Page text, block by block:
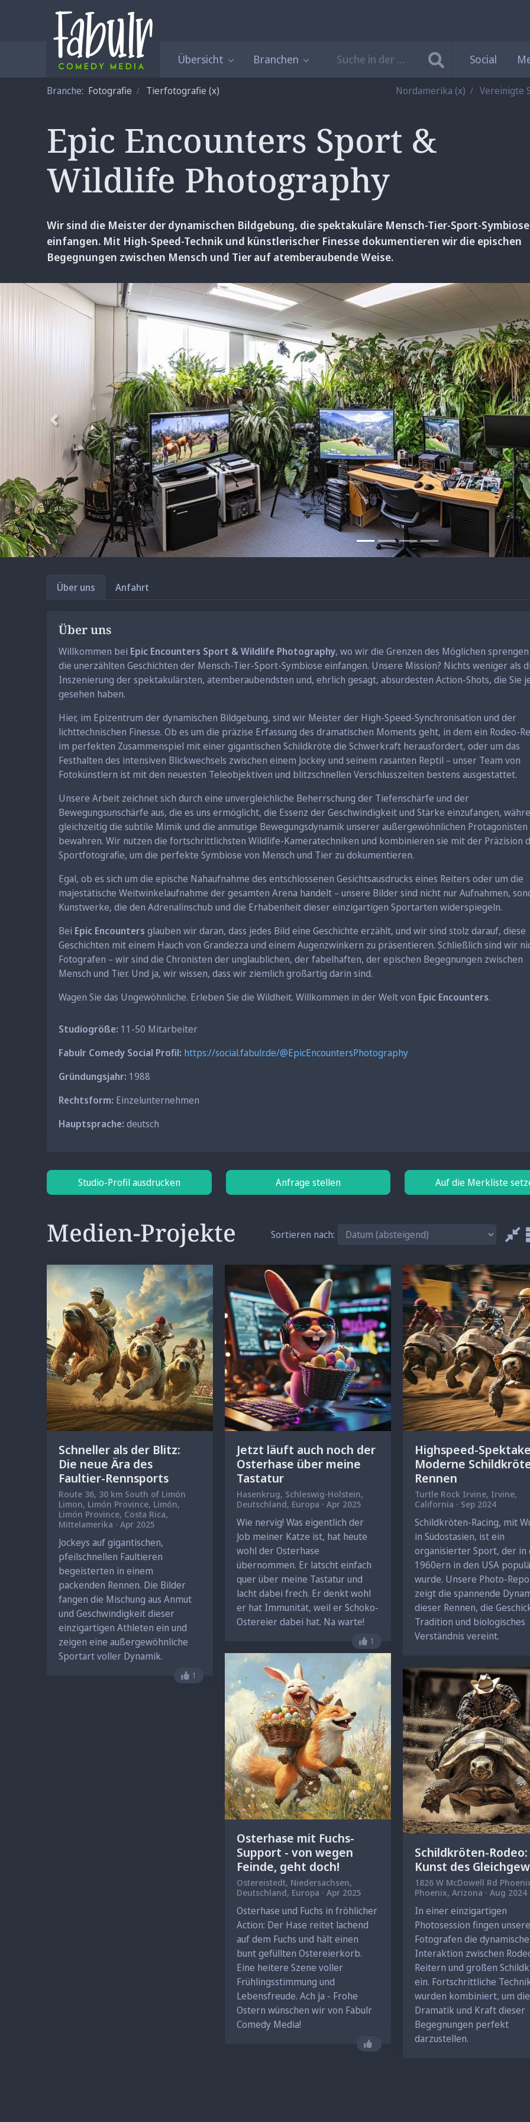
Übersicht Branchen Social
Nordamerika (x) Vereinigte
Branche: Fotografie Tierfotografie (x)
Epic Encounters Sport &
Wildlife Photography
Wir sind die Meister der dynamischen Bildgebung, die spektakuläre Mensch-Tier-Sport-
einfangen. Mit High-Speed-Technik und künstlerischer Finesse dokumentieren wir die epischen
Begegnungen zwischen Mensch und Tier auf atemberaubende Weise.
Previous
Über uns Anfahrt
Über uns
Willkommen bei Epic Encounters Sport & Wildlife Photography, wo wir die Grenzen des Möglichen
die unerzählten Geschichten der Mensch-Tier-Sport-Symbiose einfangen. Unsere Mission? Nichts weniger als
Inszenierung der spektakulärsten, atemberaubendsten und, ehrlich gesagt, absurdesten Action-Shots, die Sie
gesehen haben.
Hier, im Epizentrum der dynamischen Bildgebung, sind wir Meister der High-Speed-Synchronisation und der
lichttechnischen Finesse. Ob es um die präzise Erfassung des dramatischen Moments geht, in dem ein Rodeo-
im perfekten Zusammenspiel mit einer gigantischen Schildkröte die Schwerkraft herausfordert, oder um das
Festhalten des intensiven Blickwechsels zwischen einem Jockey und seinem rasanten Reptil – unser Team von
Fotokünstlern ist mit den neuesten Teleobjektiven und blitzschnellen Verschlusszeiten bestens ausgestattet.
Unsere Arbeit zeichnet sich durch eine unvergleichliche Beherrschung der Tiefenschärfe und der
Bewegungsunschärfe aus, die es uns ermöglicht, die Essenz der Geschwindigkeit und Stärke einzufangen,
gleichzeitig die subtile Mimik und die anmutige Bewegungsdynamik unserer außergewöhnlichen Protagonisten
bewahren. Wir nutzen die fortschrittlichsten Wildlife-Kameratechniken und kombinieren sie mit der Präzision
Sportfotografie, um die perfekte Symbiose von Mensch und Tier zu dokumentieren.
Egal, ob es sich um die epische Nahaufnahme des entschlossenen Gesichtsausdrucks eines Reiters oder um die
majestätische Weitwinkelaufnahme der gesamten Arena handelt – unsere Bilder sind nicht nur Aufnahmen,
Kunstwerke, die den Adrenalinschub und die Erhabenheit dieser einzigartigen Sportarten widerspiegeln.
Bei Epic Encounters glauben wir daran, dass jedes Bild eine Geschichte erzählt, und wir sind stolz darauf, diese
Geschichten mit einem Hauch von Grandezza und einem Augenzwinkern zu präsentieren. Schließlich sind wir
Fotografen – wir sind die Chronisten der unglaublichen, der fabelhaften, der epischen Begegnungen zwischen
Mensch und Tier. Und ja, wir wissen, dass wir ziemlich großartig darin sind.
Wagen Sie das Ungewöhnliche. Erleben Sie die Wildheit. Willkommen in der Welt von Epic Encounters.
Studiogröße: 11-50 Mitarbeiter
Fabulr Comedy Social Profil: https://social.fabulr.de/@EpicEncountersPhotography
Gründungsjahr: 1988
Rechtsform: Einzelunternehmen
Hauptsprache: deutsch
Studio-Profil ausdrucken Anfrage stellen Auf die Merkliste
Sortieren nach:
Medien-Projekte
Schneller als der Blitz:
Die neue Ära des
Faultier-Rennsports
Route 36, 30 km South of Limón
Limon, Limón Province, Limón,
Limón Province, Costa Rica,
Mittelamerika · Apr 2025
Jockeys auf gigantischen,
pfeilschnellen Faultieren
begeisterten in einem
packenden Rennen. Die Bilder
fangen die Mischung aus Anmut
und Geschwindigkeit dieser
einzigartigen Athleten ein und
zeigen eine außergewöhnliche
Sportart voller Dynamik.
Gefällt mir nicht mehr
1
Jetzt läuft auch noch der
Osterhase über meine
Tastatur
Hasenkrug, Schleswig-Holstein,
Deutschland, Europa · Apr 2025
Wie nervig! Was eigentlich der
Job meiner Katze ist, hat heute
wohl der Osterhase
übernommen. Er latscht einfach
quer über meine Tastatur und
lacht dabei frech. Er denkt wohl
er hat Immunität, weil er Schoko-
Ostereier dabei hat. Na warte!
Gefällt mir nicht mehr
1
Osterhase mit Fuchs-
Support - von wegen
Feinde, geht doch!
Ostereistedt, Niedersachsen,
Deutschland, Europa · Apr 2025
Osterhase und Fuchs in fröhlicher
Action: Der Hase reitet lachend
auf dem Fuchs und hält einen
bunt gefüllten Ostereierkorb.
Eine heitere Szene voller
Frühlingsstimmung und
Lebensfreude. Ach ja - Frohe
Ostern wünschen wir von Fabulr
Comedy Media!
Gefällt mir nicht mehr
Highspeed-
Moderne
Rennen
Turtle Rock Irvine, Irvine,
California · Sep 2024
Schildkröten-Racing, mit
in Südostasien, ist ein
organisierter Sport, der in
1960ern in den USA
wurde. Unsere Photo-
zeigt die spannende
dieser Rennen, die
Tradition und biologisches
Verständnis vereint.
Schildkröten-Rodeo:
Kunst des
1826 W McDowell Rd
Phoenix
, Arizona · Aug 2024
In einer einzigartigen
Photosession fingen unsere
Fotografen die dynamische
Interaktion zwischen
Reitern und großen
ein. Fortschrittliche
wurden kombiniert, um die
Dramatik und Kraft dieser
Begegnungen perfekt
darzustellen.